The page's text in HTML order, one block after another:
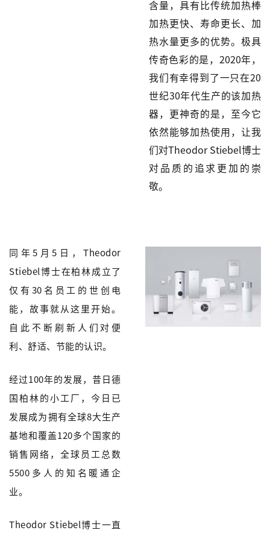
含量，具有比传统加热棒
加热更快、寿命更长、加
热水量更多的优势。极具
传奇色彩的是，2020年，
我们有幸得到了一只在20
世纪30年代生产的该加热
器，更神奇的是，至今它
依然能够加热使用，让我
们对Theodor Stiebel博士
对品质的追求更加的崇
敬。
同年5月5日 ，Theodor
Stiebel博士在柏林成立了
仅有30名员工的世创电
能，故事就从这里开始。
自此不断刷新人们对便
利、舒适、节能的认识。
经过100年的发展，昔日德
国柏林的小工厂，今日已
发展成为拥有全球8大生产
基地和覆盖120多个国家的
销售网络，全球员工总数
5500多人的知名暖通企
业。
Theodor Stiebel博士一直